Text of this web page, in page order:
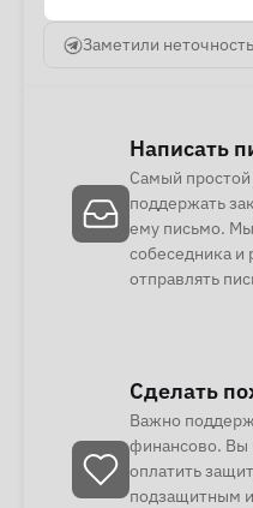
Заметили
Написать
Самый
поддержать
ему письмо.
собеседника и
отправлять
Сделать
Важно
финансово.
оплатить
подзащитным